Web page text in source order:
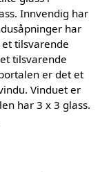
Innvendig har
har
tilsvarende
tilsvarende
er det et
Vinduet er
har 3 x 3 glass.